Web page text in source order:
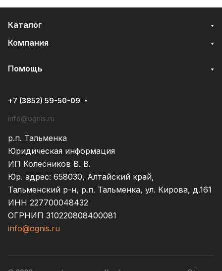
Каталог
Компания
Помощь
+7 (3852) 59-50-09
info@ognis.ru
р.п. Тальменка
Юридическая информация
ИП Колесников В. В.
Юр. адрес: 658030, Алтайский край,
Тальменский р-н, р.п. Тальменка, ул. Кирова, д.161
ИНН 227700048432
ОГРНИП 310220808400081
info@ognis.ru